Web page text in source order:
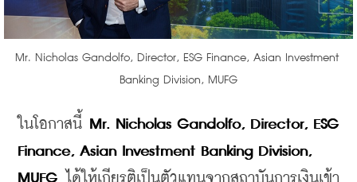
​Mr. Nicholas Gandolfo, Director, ESG Finance, Asian Investment
Banking Division, MUFG
​ในโอกาสนี้
Mr. Nicholas Gandolfo, Director, ESG
Finance, Asian Investment Banking Division,
MUFG ได้ให้เกียรติเป็นตัวแทนจากสถาบันการเงินเข้า